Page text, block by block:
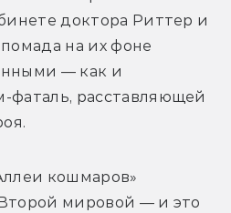
доктора Риттер и
на их фоне
— как и
фаталь, расставляющей
кошмаров»
мировой — и это